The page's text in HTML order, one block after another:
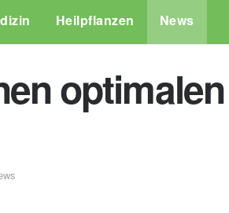
Heilpflanzen News
optimalen